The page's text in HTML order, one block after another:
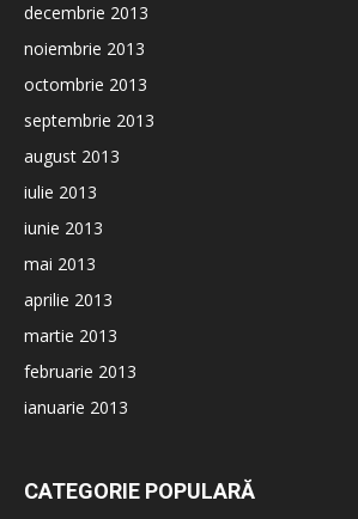
decembrie 2013
noiembrie 2013
octombrie 2013
septembrie 2013
august 2013
iulie 2013
iunie 2013
mai 2013
aprilie 2013
martie 2013
februarie 2013
ianuarie 2013
CATEGORIE POPULARĂ